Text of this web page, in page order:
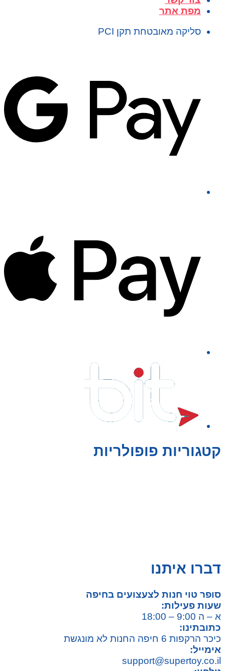
מפת אתר
סליקה מאובטחת תקן PCI
קטגוריות פופולריות
דברו איתנו
סופר טוי חנות לצעצועים בחיפה
שעות פעילות:
א – ה 9:00 – 18:00
כתובתינו:
כיכר הרקפות 6 חיפה החנות לא מונגשת
אימייל:
support@supertoy.co.il